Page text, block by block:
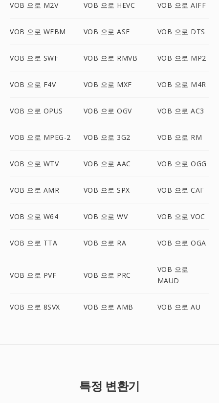
VOB 으로 M2V VOB 으로 HEVC VOB 으로 AIFF
VOB 으로 WEBM VOB 으로 ASF VOB 으로 DTS
VOB 으로 SWF VOB 으로 RMVB VOB 으로 MP2
VOB 으로 F4V VOB 으로 MXF VOB 으로 M4R
VOB 으로 OPUS VOB 으로 OGV VOB 으로 AC3
VOB 으로 MPEG-2 VOB 으로 3G2 VOB 으로 RM
VOB 으로 WTV VOB 으로 AAC VOB 으로 OGG
VOB 으로 AMR VOB 으로 SPX VOB 으로 CAF
VOB 으로 W64 VOB 으로 WV VOB 으로 VOC
VOB 으로 TTA VOB 으로 RA VOB 으로 OGA
VOB 으로 PVF VOB 으로 PRC
VOB 으로
MAUD
VOB 으로 8SVX VOB 으로 AMB VOB 으로 AU
특정 변환기